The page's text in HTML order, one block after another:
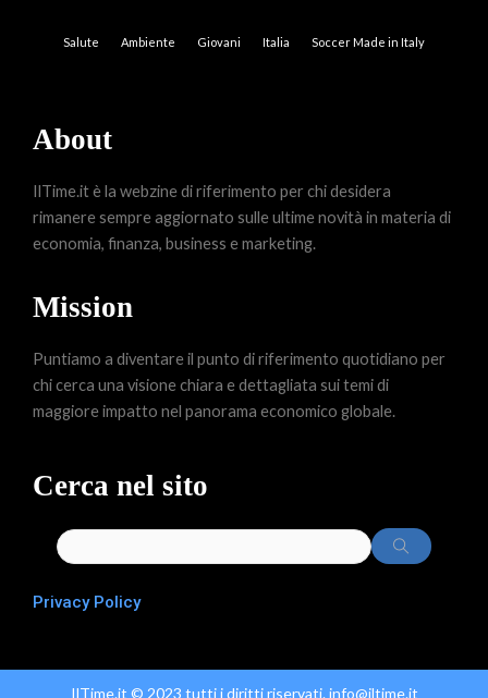
Salute Ambiente Giovani Italia Soccer Made in Italy
About
IlTime.it è la webzine di riferimento per chi desidera
rimanere sempre aggiornato sulle ultime novità in materia di
economia, finanza, business e marketing.
Mission
Puntiamo a diventare il punto di riferimento quotidiano per
chi cerca una visione chiara e dettagliata sui temi di
maggiore impatto nel panorama economico globale.
Cerca nel sito
Privacy Policy
IlTime.it © 2023 tutti i diritti riservati. info@iltime.it